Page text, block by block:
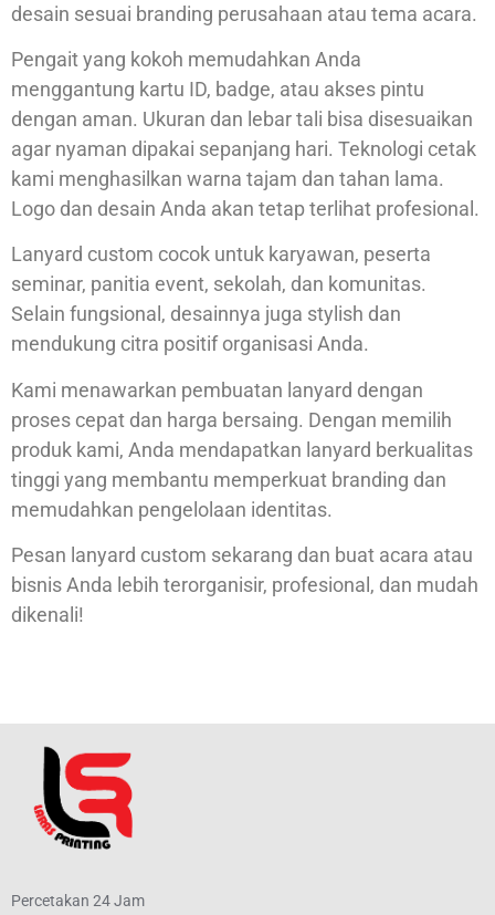
desain sesuai branding perusahaan atau tema acara.
Pengait yang kokoh memudahkan Anda
menggantung kartu ID, badge, atau akses pintu
dengan aman. Ukuran dan lebar tali bisa disesuaikan
agar nyaman dipakai sepanjang hari. Teknologi cetak
kami menghasilkan warna tajam dan tahan lama.
Logo dan desain Anda akan tetap terlihat profesional.
Lanyard custom cocok untuk karyawan, peserta
seminar, panitia event, sekolah, dan komunitas.
Selain fungsional, desainnya juga stylish dan
mendukung citra positif organisasi Anda.
Kami menawarkan pembuatan lanyard dengan
proses cepat dan harga bersaing. Dengan memilih
produk kami, Anda mendapatkan lanyard berkualitas
tinggi yang membantu memperkuat branding dan
memudahkan pengelolaan identitas.
Pesan lanyard custom sekarang dan buat acara atau
bisnis Anda lebih terorganisir, profesional, dan mudah
dikenali!
Percetakan 24 Jam